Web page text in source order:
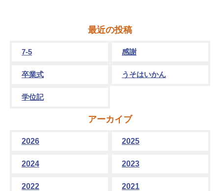
最近の投稿
7-5 感謝
卒業式 うそはいかん
学位記
アーカイブ
2026 2025
2024 2023
2022 2021